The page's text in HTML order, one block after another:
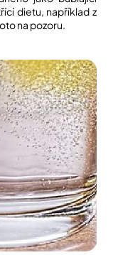
dietu, například z
na pozoru.